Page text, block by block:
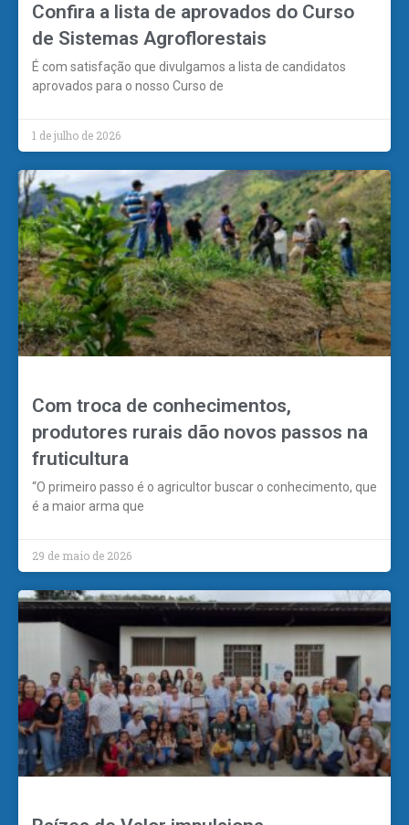
Confira a lista de aprovados do Curso
de Sistemas Agroflorestais
É com satisfação que divulgamos a lista de candidatos
aprovados para o nosso Curso de
1 de julho de 2026
Com troca de conhecimentos,
produtores rurais dão novos passos na
fruticultura
“O primeiro passo é o agricultor buscar o conhecimento, que
é a maior arma que
29 de maio de 2026